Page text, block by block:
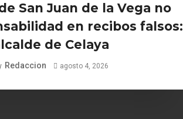
San Juan de la Vega no
en recibos falsos:
de Celaya
Redaccion agosto 4, 2026